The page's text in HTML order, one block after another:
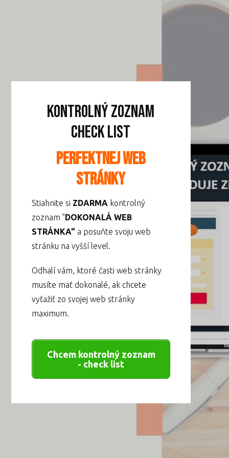
Kontrolný zoznam
Check list
Perfektnej web
stránky
Stiahnite si ZDARMA kontrolný
zoznam "DOKONALÁ WEB
STRÁNKA" a posuňte svoju web
stránku na vyšší level.
Odhalí vám, ktoré časti web stránky
musíte mať dokonalé, ak chcete
vyťažiť zo svojej web stránky
maximum.
Chcem kontrolný zoznam
- check list